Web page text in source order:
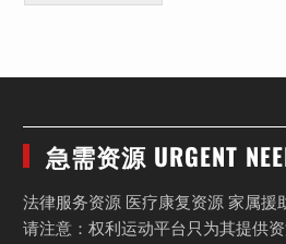
急需资源 URGENT
法律服务资源 医疗康复资源 家属援
请注意：权利运动平台只为其提供